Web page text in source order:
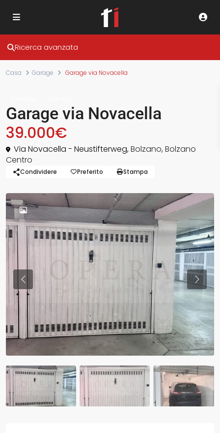
Ricerca avanzata
Casa Garage Garage via Novacella
Garage via Novacella
39.000€
Via Novacella - Neustifterweg,Bolzano,Bolzano
Centro
Condividere Preferito Stampa
Previous